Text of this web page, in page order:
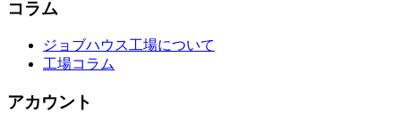
コラム
ジョブハウス工場について
工場コラム
アカウント